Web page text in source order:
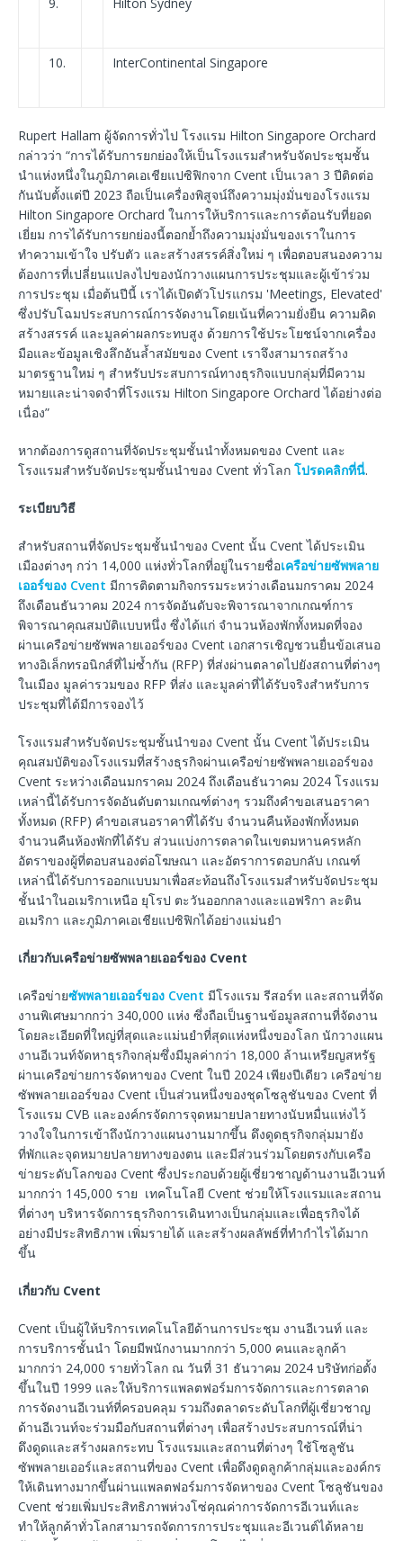
10. InterContinental Singapore
Rupert Hallam ผู้จัดการทั่วไป โรงแรม Hilton Singapore Orchard
กล่าวว่า “การได้รับการยกย่องให้เป็นโรงแรมสำหรับจัดประชุมชั้น
นำแห่งหนึ่งในภูมิภาคเอเชียแปซิฟิกจาก Cvent เป็นเวลา 3 ปีติดต่อ
กันนับตั้งแต่ปี 2023 ถือเป็นเครื่องพิสูจน์ถึงความมุ่งมั่นของโรงแรม
Hilton Singapore Orchard ในการให้บริการและการต้อนรับที่ยอด
เยี่ยม การได้รับการยกย่องนี้ตอกย้ำถึงความมุ่งมั่นของเราในการ
ทำความเข้าใจ ปรับตัว และสร้างสรรค์สิ่งใหม่ ๆ เพื่อตอบสนองความ
ต้องการที่เปลี่ยนแปลงไปของนักวางแผนการประชุมและผู้เข้าร่วม
การประชุม เมื่อต้นปีนี้ เราได้เปิดตัวโปรแกรม 'Meetings, Elevated'
ซึ่งปรับโฉมประสบการณ์การจัดงานโดยเน้นที่ความยั่งยืน ความคิด
สร้างสรรค์ และมูลค่าผลกระทบสูง ด้วยการใช้ประโยชน์จากเครื่อง
มือและข้อมูลเชิงลึกอันล้ำสมัยของ Cvent เราจึงสามารถสร้าง
มาตรฐานใหม่ ๆ สำหรับประสบการณ์ทางธุรกิจแบบกลุ่มที่มีความ
หมายและน่าจดจำที่โรงแรม Hilton Singapore Orchard ได้อย่างต่อ
เนื่อง”
หากต้องการดูสถานที่จัดประชุมชั้นนำทั้งหมดของ Cvent และ
โรงแรมสำหรับจัดประชุมชั้นนำของ Cvent ทั่วโลก โปรดคลิกที่นี่.
ระเบียบวิธี
สำหรับสถานที่จัดประชุมชั้นนำของ Cvent นั้น Cvent ได้ประเมิน
เมืองต่างๆ กว่า 14,000 แห่งทั่วโลกที่อยู่ในรายชื่อเครือข่ายซัพพลาย
เออร์ของ Cvent มีการติดตามกิจกรรมระหว่างเดือนมกราคม 2024
ถึงเดือนธันวาคม 2024 การจัดอันดับจะพิจารณาจากเกณฑ์การ
พิจารณาคุณสมบัติแบบหนึ่ง ซึ่งได้แก่ จำนวนห้องพักทั้งหมดที่จอง
ผ่านเครือข่ายซัพพลายเออร์ของ Cvent เอกสารเชิญชวนยื่นข้อเสนอ
ทางอิเล็กทรอนิกส์ที่ไม่ซ้ำกัน (RFP) ที่ส่งผ่านตลาดไปยังสถานที่ต่างๆ
ในเมือง มูลค่ารวมของ RFP ที่ส่ง และมูลค่าที่ได้รับจริงสำหรับการ
ประชุมที่ได้มีการจองไว้
โรงแรมสำหรับจัดประชุมชั้นนำของ Cvent นั้น Cvent ได้ประเมิน
คุณสมบัติของโรงแรมที่สร้างธุรกิจผ่านเครือข่ายซัพพลายเออร์ของ
Cvent ระหว่างเดือนมกราคม 2024 ถึงเดือนธันวาคม 2024 โรงแรม
เหล่านี้ได้รับการจัดอันดับตามเกณฑ์ต่างๆ รวมถึงคำขอเสนอราคา
ทั้งหมด (RFP) คำขอเสนอราคาที่ได้รับ จำนวนคืนห้องพักทั้งหมด
จำนวนคืนห้องพักที่ได้รับ ส่วนแบ่งการตลาดในเขตมหานครหลัก
อัตราของผู้ที่ตอบสนองต่อโฆษณา และอัตราการตอบกลับ เกณฑ์
เหล่านี้ได้รับการออกแบบมาเพื่อสะท้อนถึงโรงแรมสำหรับจัดประชุม
ชั้นนำในอเมริกาเหนือ ยุโรป ตะวันออกกลางและแอฟริกา ละติน
อเมริกา และภูมิภาคเอเชียแปซิฟิกได้อย่างแม่นยำ
เกี่ยวกับเครือข่ายซัพพลายเออร์ของ Cvent
เครือข่ายซัพพลายเออร์ของ Cvent มีโรงแรม รีสอร์ท และสถานที่จัด
งานพิเศษมากกว่า 340,000 แห่ง ซึ่งถือเป็นฐานข้อมูลสถานที่จัดงาน
โดยละเอียดที่ใหญ่ที่สุดและแม่นยำที่สุดแห่งหนึ่งของโลก นักวางแผน
งานอีเวนท์จัดหาธุรกิจกลุ่มซึ่งมีมูลค่ากว่า 18,000 ล้านเหรียญสหรัฐ
ผ่านเครือข่ายการจัดหาของ Cvent ในปี 2024 เพียงปีเดียว เครือข่าย
ซัพพลายเออร์ของ Cvent เป็นส่วนหนึ่งของชุดโซลูชันของ Cvent ที่
โรงแรม CVB และองค์กรจัดการจุดหมายปลายทางนับหมื่นแห่งไว้
วางใจในการเข้าถึงนักวางแผนงานมากขึ้น ดึงดูดธุรกิจกลุ่มมายัง
ที่พักและจุดหมายปลายทางของตน และมีส่วนร่วมโดยตรงกับเครือ
ข่ายระดับโลกของ Cvent ซึ่งประกอบด้วยผู้เชี่ยวชาญด้านงานอีเวนท์
มากกว่า 145,000 ราย เทคโนโลยี Cvent ช่วยให้โรงแรมและสถาน
ที่ต่างๆ บริหารจัดการธุรกิจการเดินทางเป็นกลุ่มและเพื่อธุรกิจได้
อย่างมีประสิทธิภาพ เพิ่มรายได้ และสร้างผลลัพธ์ที่ทำกำไรได้มาก
ขึ้น
เกี่ยวกับ Cvent
Cvent เป็นผู้ให้บริการเทคโนโลยีด้านการประชุม งานอีเวนท์ และ
การบริการชั้นนำ โดยมีพนักงานมากกว่า 5,000 คนและลูกค้า
มากกว่า 24,000 รายทั่วโลก ณ วันที่ 31 ธันวาคม 2024 บริษัทก่อตั้ง
ขึ้นในปี 1999 และให้บริการแพลตฟอร์มการจัดการและการตลาด
การจัดงานอีเวนท์ที่ครอบคลุม รวมถึงตลาดระดับโลกที่ผู้เชี่ยวชาญ
ด้านอีเวนท์จะร่วมมือกับสถานที่ต่างๆ เพื่อสร้างประสบการณ์ที่น่า
ดึงดูดและสร้างผลกระทบ โรงแรมและสถานที่ต่างๆ ใช้โซลูชัน
ซัพพลายเออร์และสถานที่ของ Cvent เพื่อดึงดูดลูกค้ากลุ่มและองค์กร
ให้เดินทางมากขึ้นผ่านแพลตฟอร์มการจัดหาของ Cvent โซลูชันของ
Cvent ช่วยเพิ่มประสิทธิภาพห่วงโซ่คุณค่าการจัดการอีเวนท์และ
ทำให้ลูกค้าทั่วโลกสามารถจัดการการประชุมและอีเวนต์ได้หลาย